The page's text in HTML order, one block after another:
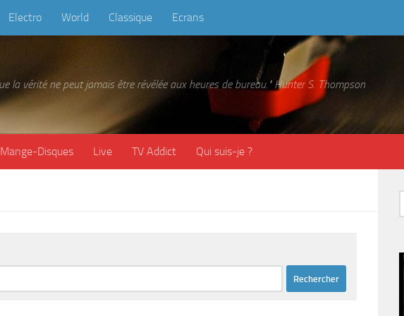
Electro World Classique Ecrans
la vérité ne peut jamais être révélée aux heures de bureau." Hunter S. Thompson
Mange-Disques Live TV Addict Qui suis-je ?